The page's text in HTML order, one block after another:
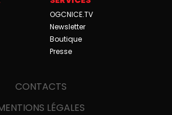
OGCNICE.TV
Newsletter
Boutique
Presse
CONTACTS
LÉGALES